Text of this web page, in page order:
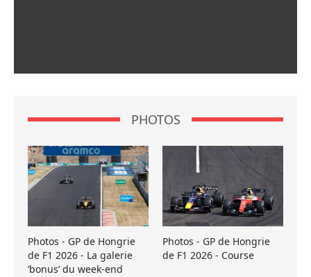
PHOTOS
Photos - GP de Hongrie
de F1 2026 - La galerie
’bonus’ du week-end
Photos - GP de Hongrie
de F1 2026 - Course